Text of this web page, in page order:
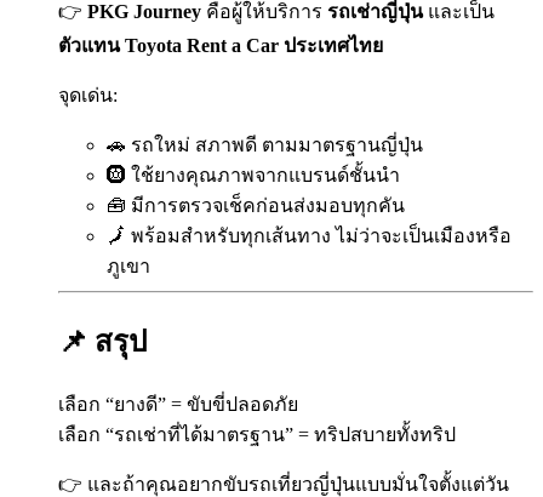
👉 PKG Journey คือผู้ให้บริการ รถเช่าญี่ปุ่นและเป็น
ตัวแทน Toyota Rent a Car ประเทศไทย
จุดเด่น:
🚗 รถใหม่ สภาพดี ตามมาตรฐานญี่ปุ่น
🛞 ใช้ยางคุณภาพจากแบรนด์ชั้นนำ
🧰 มีการตรวจเช็คก่อนส่งมอบทุกคัน
🗾 พร้อมสำหรับทุกเส้นทาง ไม่ว่าจะเป็นเมืองหรือ
ภูเขา
📌 สรุป
เลือก “ยางดี” = ขับขี่ปลอดภัย
เลือก “รถเช่าที่ได้มาตรฐาน” = ทริปสบายทั้งทริป
👉 และถ้าคุณอยากขับรถเที่ยวญี่ปุ่นแบบมั่นใจตั้งแต่วัน